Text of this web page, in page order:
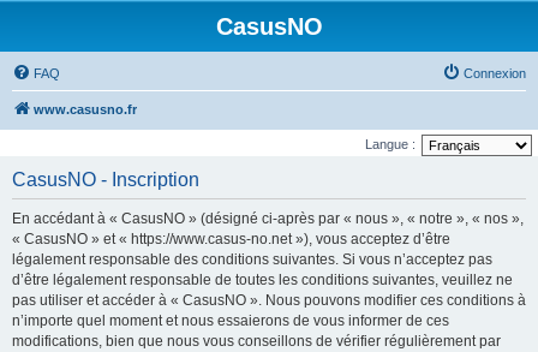
CasusNO
FAQ Connexion
www.casusno.fr
Langue :
CasusNO - Inscription
En accédant à « CasusNO » (désigné ci-après par « nous », « notre », « nos »,
« CasusNO » et « https://www.casus-no.net »), vous acceptez d’être
légalement responsable des conditions suivantes. Si vous n’acceptez pas
d’être légalement responsable de toutes les conditions suivantes, veuillez ne
pas utiliser et accéder à « CasusNO ». Nous pouvons modifier ces conditions à
n’importe quel moment et nous essaierons de vous informer de ces
modifications, bien que nous vous conseillons de vérifier régulièrement par